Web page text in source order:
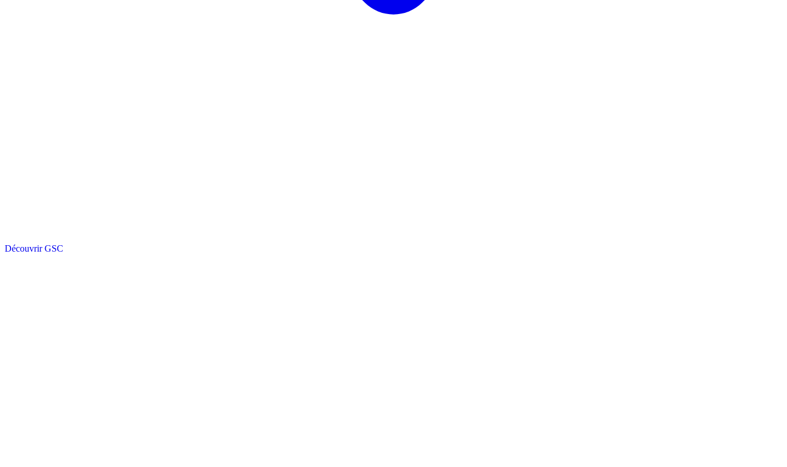
Découvrir GSC